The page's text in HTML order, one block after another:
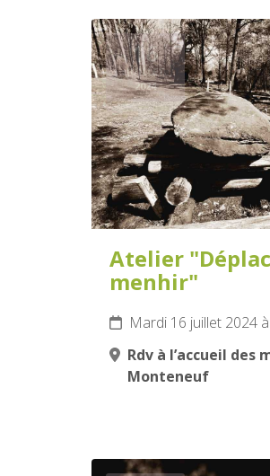
16
JUILLET
2024
Atelier
menhir"
Mardi 16 juillet 2024
Rdv à l’accueil des
Monteneuf